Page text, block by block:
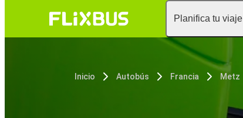
Planifica tu viaje
Inicio Autobús Francia Metz